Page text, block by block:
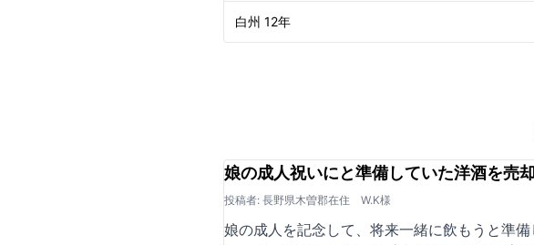
白州 12年
娘の成人祝いにと準備していた洋酒を売
投稿者: 長野県木曽郡在住 W.K様
娘の成人を記念して、将来一緒に飲もうと準